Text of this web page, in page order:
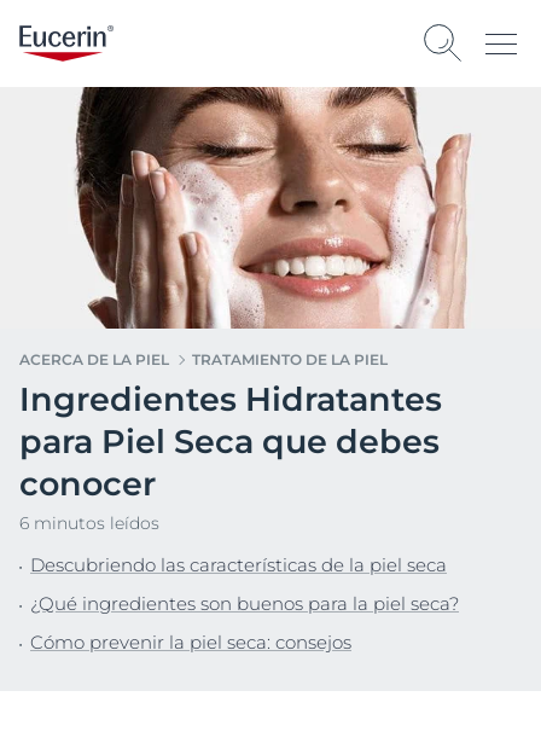
ACERCA DE LA PIEL TRATAMIENTO DE LA PIEL
Ingredientes Hidratantes
para Piel Seca que debes
conocer
6 minutos leídos
Descubriendo las características de la piel seca
¿Qué ingredientes son buenos para la piel seca?
Cómo prevenir la piel seca: consejos